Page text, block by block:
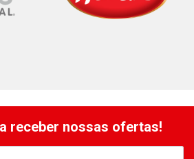
receber nossas ofertas!